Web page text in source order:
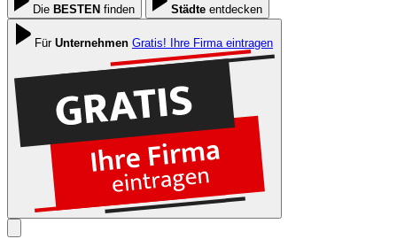
Die BESTEN finden Städte entdecken
Für Unternehmen Gratis! Ihre Firma eintragen